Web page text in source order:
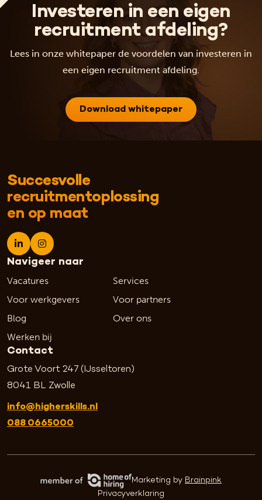
Investeren in een eigen
recruitment afdeling?
Lees in onze whitepaper de voordelen van investeren in
een eigen recruitment afdeling.
Download whitepaper
Succesvolle
recruitmentoplossing
en op maat
Navigeer naar
Vacatures
Services
Voor werkgevers
Voor partners
Blog
Over ons
Werken bij
Contact
Grote Voort 247 (IJsseltoren)
8041 BL Zwolle
info@higherskills.nl
088 0665000
Marketing by Brainpink
Privacyverklaring